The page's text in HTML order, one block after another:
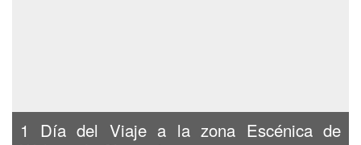
1 Día del Viaje a la zona Escénica de